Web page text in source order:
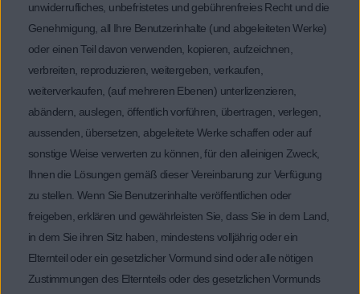
unwiderrufliches, unbefristetes und gebührenfreies Recht und die
Genehmigung, all Ihre Benutzerinhalte (und abgeleiteten Werke)
oder einen Teil davon verwenden, kopieren, aufzeichnen,
verbreiten, reproduzieren, weitergeben, verkaufen,
weiterverkaufen, (auf mehreren Ebenen) unterlizenzieren,
abändern, auslegen, öffentlich vorführen, übertragen, verlegen,
aussenden, übersetzen, abgeleitete Werke schaffen oder auf
sonstige Weise verwerten zu können, für den alleinigen Zweck,
Ihnen die Lösungen gemäß dieser Vereinbarung zur Verfügung
zu stellen. Wenn Sie Benutzerinhalte veröffentlichen oder
freigeben, erklären und gewährleisten Sie, dass Sie in dem Land,
in dem Sie ihren Sitz haben, mindestens volljährig oder ein
Elternteil oder ein gesetzlicher Vormund sind oder alle nötigen
Zustimmungen des Elternteils oder des gesetzlichen Vormunds